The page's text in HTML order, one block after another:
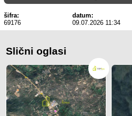
šifra:
69176
datum:
09.07.2026 11:34
Slični oglasi